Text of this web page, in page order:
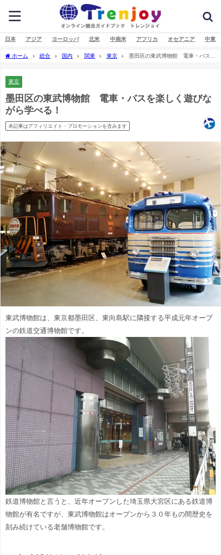
日本 アジア ヨーロッパ 北米 中南米 アフリカ オセアニア 中東
ホーム 総合 国内 関東 東京
墨田区の東武博物館 電車・バスを
東京
墨田区の東武博物館 電車・バスを楽しく遊びな
がら学べる！
本記事はアフィリエイト・プロモーションを含みます
東武博物館は、東京都墨田区、東向島駅に隣接する平成元年オープ
ンの鉄道交通博物館です。
鉄道博物館と言うと、 近年オープンした埼玉県大宮区にある鉄道博
物館が有名ですが、 東武博物館はオープンから３０年もの間歴史を
刻み続けている老舗博物館です。